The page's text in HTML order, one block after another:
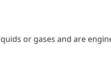
or gases and are